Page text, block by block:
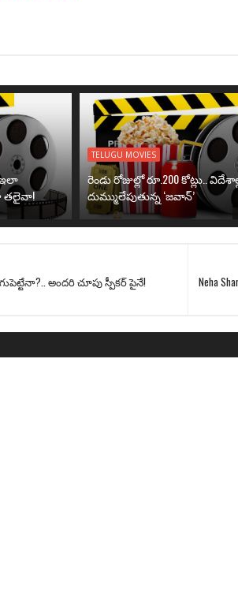
ఇలా
తలైవా!
TELUGU MOVIES
రెండు రోజుల్లో రూ.200 కోట్లు..
దుమ్ములేపుతున్న ‘జవాన్’
Neha
అందరి చూపు స్పీకర్‌ పైనే!